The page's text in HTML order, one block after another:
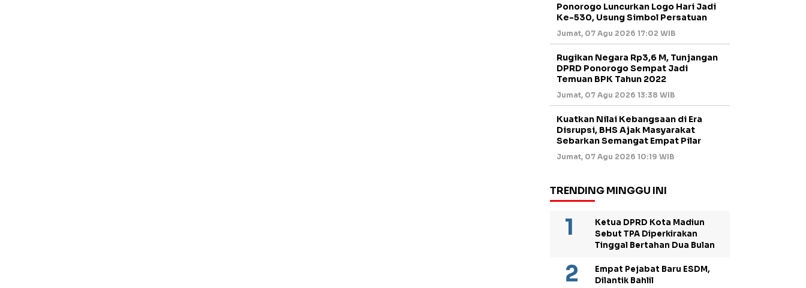
Ponorogo Luncurkan Logo Hari Jadi
Ke-530, Usung Simbol Persatuan
Jumat, 07 Agu 2026 17:02 WIB
Rugikan Negara Rp3,6 M, Tunjangan
DPRD Ponorogo Sempat Jadi
Temuan BPK Tahun 2022
Jumat, 07 Agu 2026 13:38 WIB
Kuatkan Nilai Kebangsaan di Era
Disrupsi, BHS Ajak Masyarakat
Sebarkan Semangat Empat Pilar
Jumat, 07 Agu 2026 10:19 WIB
TRENDING MINGGU INI
Ketua DPRD Kota Madiun
Sebut TPA Diperkirakan
Tinggal Bertahan Dua Bulan
Empat Pejabat Baru ESDM,
Dilantik Bahlil